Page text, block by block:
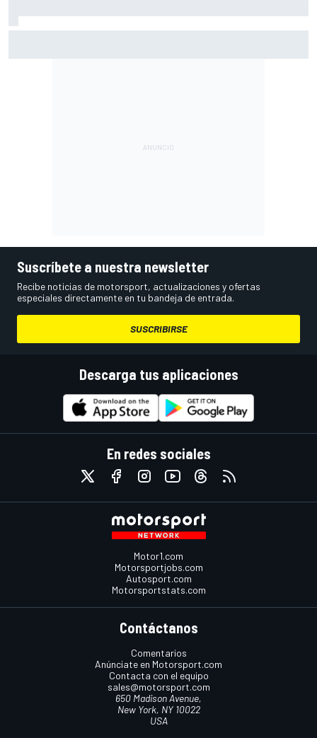
Suscríbete a nuestra newsletter
Recibe noticias de motorsport, actualizaciones y ofertas
especiales directamente en tu bandeja de entrada.
SUSCRIBIRSE
Descarga tus aplicaciones
En redes sociales
Motor1.com
Motorsportjobs.com
Autosport.com
Motorsportstats.com
Contáctanos
Comentarios
Anúnciate en Motorsport.com
Contacta con el equipo
sales@motorsport.com
650 Madison Avenue,
New York, NY 10022
USA